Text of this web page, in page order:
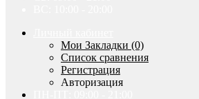
Мои Закладки (0)
Список сравнения
Регистрация
Авторизация